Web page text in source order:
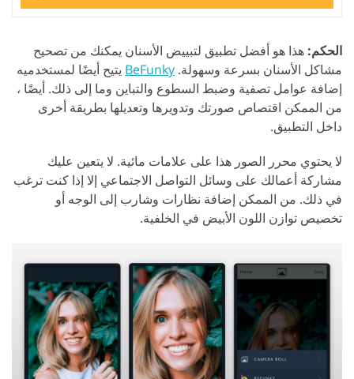
الحكم: هذا هو أفضل تطبيق لتبييض الأسنان يمكنك من تصحيح
مشاكل الأسنان بسرعة وسهولة. BeFunky يتيح أيضًا لمستخدميه
إضافة عوامل تصفية وضبط السطوع والتباين وما إلى ذلك. أيضًا ،
من الممكن اقتصاص صورتك وتدويرها وتعديلها بطريقة أخرى
داخل التطبيق.
لا يحتوي محرر الصور هذا على علامات مائية. لا يتعين عليك
مشاركة أعمالك على وسائل التواصل الاجتماعي إلا إذا كنت ترغب
في ذلك. من الممكن إضافة نظارات وشارب إلى الوجه أو
تخصيص توازن اللون الأبيض في الخلفية.